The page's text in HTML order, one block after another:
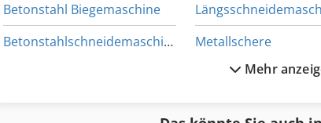
Betonstahl Biegemaschine
Betonstahlschneidemaschine
Metallschere
OmnimatMehr